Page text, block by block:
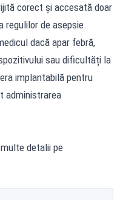
corect și accesată doar
regulilor de asepsie.
dacă apar febră,
sau dificultăți la
implantabilă pentru
administrarea
detalii pe